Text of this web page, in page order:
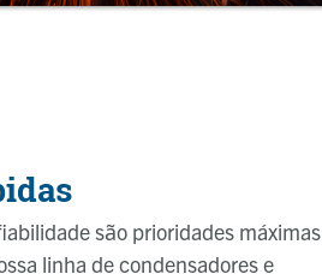
são prioridades máximas
linha de condensadores e